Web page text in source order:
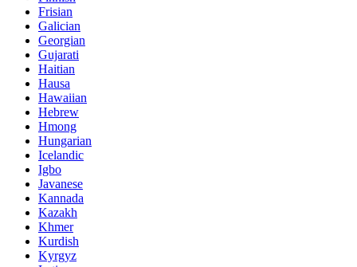
Frisian
Galician
Georgian
Gujarati
Haitian
Hausa
Hawaiian
Hebrew
Hmong
Hungarian
Icelandic
Igbo
Javanese
Kannada
Kazakh
Khmer
Kurdish
Kyrgyz